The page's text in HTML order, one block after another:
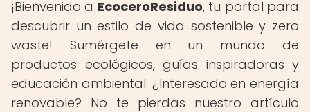
¡Bienvenido a EcoceroResiduo, tu portal para
descubrir un estilo de vida sostenible y zero
waste! Sumérgete en un mundo de
productos ecológicos, guías inspiradoras y
educación ambiental. ¿Interesado en energía
renovable? No te pierdas nuestro artículo